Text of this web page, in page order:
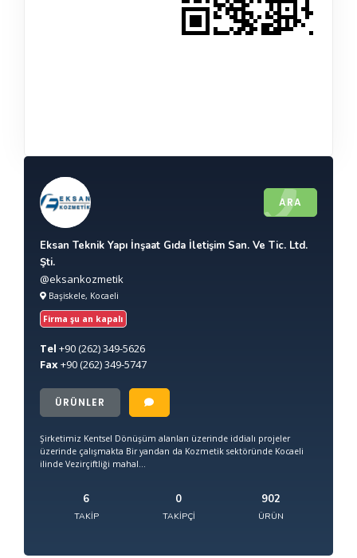
ARA
Eksan Teknik Yapı İnşaat Gıda İletişim San. Ve Tic. Ltd.
Şti.
@eksankozmetik
Başiskele, Kocaeli
Firma şu an kapalı
Tel +90(262) 349-5626
Fax+90(262) 349-5747
ÜRÜNLER
Şirketimiz Kentsel Dönüşüm alanları üzerinde iddialı projeler
üzerinde çalışmakta Bir yandan da Kozmetik sektöründe Kocaeli
ilinde Vezirçiftliği mahal...
6
TAKIP
0
TAKIPÇI
902
ÜRÜN